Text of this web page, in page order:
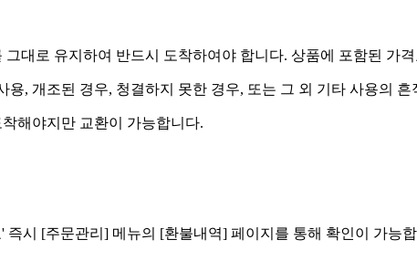
대로 유지하여 반드시 도착하여야 합니다. 상품에 포함된 가
, 개조된 경우, 청결하지 못한 경우, 또는 그 외 기타 사용의
해야지만 교환이 가능합니다.
시 [주문관리] 메뉴의 [환불내역] 페이지를 통해 확인이 가능